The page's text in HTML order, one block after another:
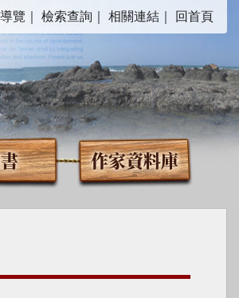
覽 檢索查詢 相關連結 回首頁
作家資料庫